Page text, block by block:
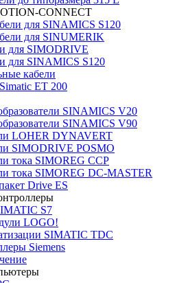
CONNECT
для SINAMICS S120
для SINUMERIK
для SIMODRIVE
для SINAMICS S120
кабели
ET 200
SINAMICS V20
SINAMICS V90
LOHER DYNAVERT
SIMODRIVE POSMO
тока SIMOREG CCP
тока SIMOREG DC-MASTER
Drive ES
S7
LOGO!
SIMATIC TDC
Siemens